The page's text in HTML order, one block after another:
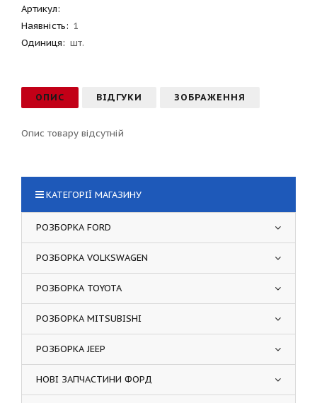
Артикул:
Наявність: 1
Одиниця: шт.
ОПИС ВІДГУКИ ЗОБРАЖЕННЯ
Опис товару відсутній
КАТЕГОРІЇ МАГАЗИНУ
РОЗБОРКА FORD
РОЗБОРКА VOLKSWAGEN
РОЗБОРКА TOYOTA
РОЗБОРКА MITSUBISHI
РОЗБОРКА JEEP
НОВІ ЗАПЧАСТИНИ ФОРД